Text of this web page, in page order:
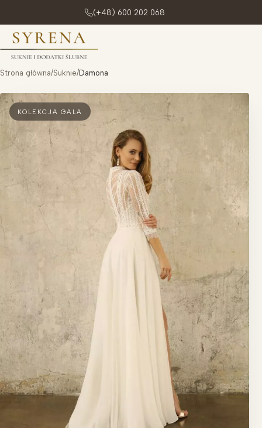
Przejdź do treści
(+48) 600 202 068
Strona główna/Suknie/Damona
KOLEKCJA GALA